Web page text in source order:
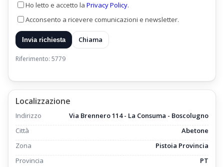
Ho letto e accetto la Privacy Policy.
Acconsento a ricevere comunicazioni e newsletter.
Invia richiesta Chiama
Riferimento: 5779
Localizzazione
Indirizzo
Via Brennero 114 - La Consuma - Boscolugno
Città
Abetone
Zona
Pistoia Provincia
Provincia
PT